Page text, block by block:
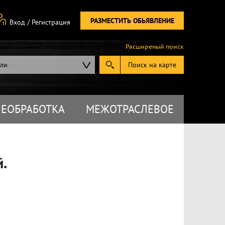
РАЗМЕСТИТЬ ОБЬЯВЛЕНИЕ
Вход / Регистрация
Поиск на карте
Расширеный поиск
МЕЖОТРАСЛЕВОЕ